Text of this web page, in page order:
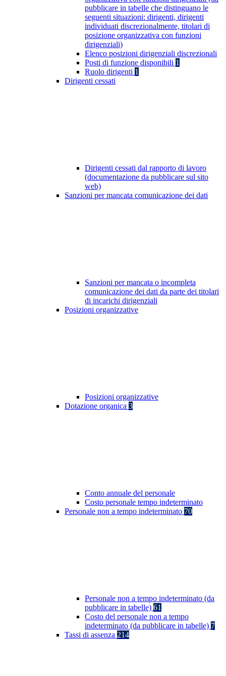
pubblicare in tabelle che distinguano le
seguenti situazioni: dirigenti, dirigenti
individuati discrezionalmente, titolari di
posizione organizzativa con funzioni
dirigenziali)
Elenco posizioni dirigenziali discrezionali
Posti di funzione disponibili 1
Ruolo dirigenti 1
Dirigenti cessati
Dirigenti cessati dal rapporto di lavoro
(documentazione da pubblicare sul sito
web)
Sanzioni per mancata comunicazione dei dati
Sanzioni per mancata o incompleta
comunicazione dei dati da parte dei titolari
di incarichi dirigenziali
Posizioni organizzative
Posizioni organizzative
Dotazione organica 3
Conto annuale del personale
Costo personale tempo indeterminato
Personale non a tempo indeterminato 70
Personale non a tempo indeterminato (da
pubblicare in tabelle) 61
Costo del personale non a tempo
indeterminato (da pubblicare in tabelle) 7
Tassi di assenza 214